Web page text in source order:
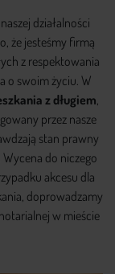
działalności
że jesteśmy firmą
z respektowania
o swoim życiu. W
z długiem
przez nasze
stan prawny
do niczego
akcesu dla
doprowadzamy
w mieście